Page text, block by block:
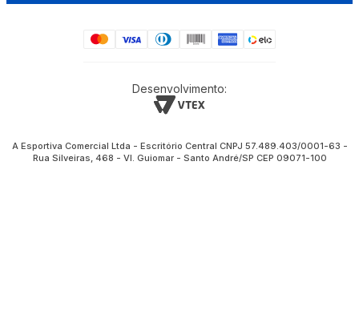
Desenvolvimento:
A Esportiva Comercial Ltda - Escritório Central CNPJ 57.489.403/0001-63 -
Rua Silveiras, 468 - Vl. Guiomar - Santo André/SP CEP 09071-100